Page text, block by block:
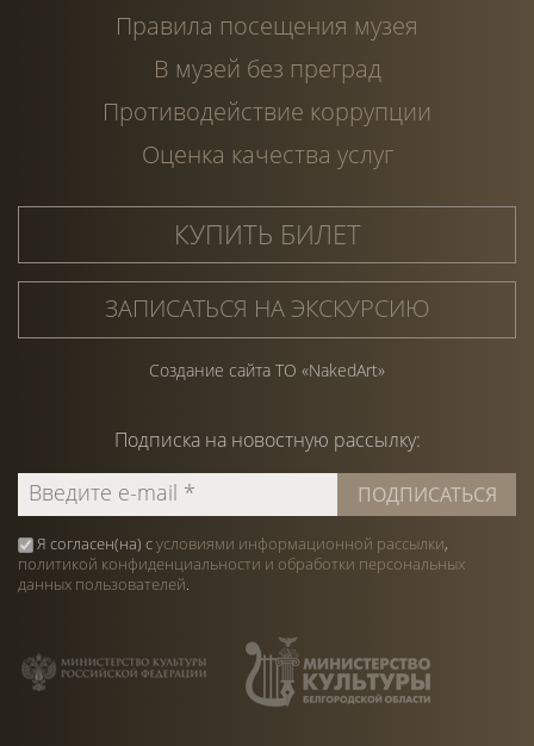
Правила посещения музея
В музей без преград
Противодействие коррупции
Оценка качества услуг
КУПИТЬ БИЛЕТ
ЗАПИСАТЬСЯ НА ЭКСКУРСИЮ
Создание сайта ТО «NakedArt»
Подписка на новостную рассылку:
Я согласен(на) сусловиями информационной рассылки,
политикой конфиденциальности и обработки персональных
данных пользователей.